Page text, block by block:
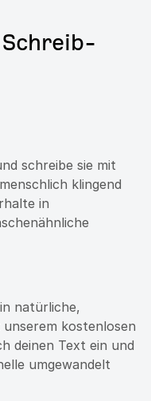
schreibe sie mit
klingend
in
natürliche,
kostenlosen
deinen Text ein und
umgewandelt